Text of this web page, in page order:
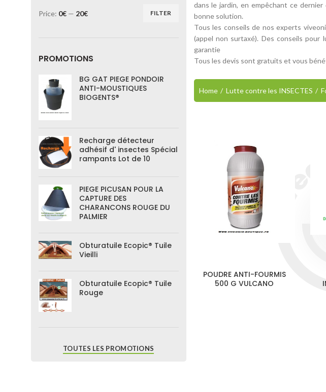
FILTER
Price: 0€ — 20€
PROMOTIONS
BG GAT PIEGE PONDOIR
ANTI-MOUSTIQUES
BIOGENTS®
Recharge détecteur
adhésif d' insectes Spécial
rampants Lot de 10
PIEGE PICUSAN POUR LA
CAPTURE DES
CHARANCONS ROUGE DU
PALMIER
Obturatuile Ecopic® Tuile
Vieilli
Obturatuile Ecopic® Tuile
Rouge
TOUTES LES PROMOTIONS
dans le jardin, en empêchant ce
bonne solution.
Tous les conseils de nos experts
(appel non surtaxé). Des conseils
garantie
Tous les devis sont gratuits et vous
Home Lutte contre les INSECTES
POUDRE ANTI-FOURMIS
500 G VULCANO